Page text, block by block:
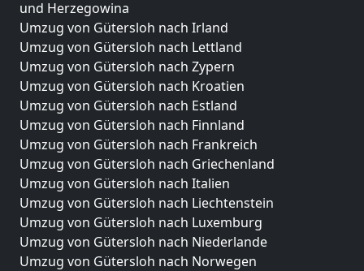
und Herzegowina
Umzug von Gütersloh nach Irland
Umzug von Gütersloh nach Lettland
Umzug von Gütersloh nach Zypern
Umzug von Gütersloh nach Kroatien
Umzug von Gütersloh nach Estland
Umzug von Gütersloh nach Finnland
Umzug von Gütersloh nach Frankreich
Umzug von Gütersloh nach Griechenland
Umzug von Gütersloh nach Italien
Umzug von Gütersloh nach Liechtenstein
Umzug von Gütersloh nach Luxemburg
Umzug von Gütersloh nach Niederlande
Umzug von Gütersloh nach Norwegen